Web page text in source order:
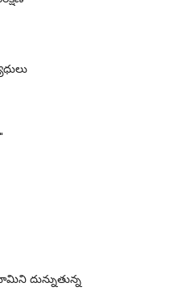
దున్నుతున్న